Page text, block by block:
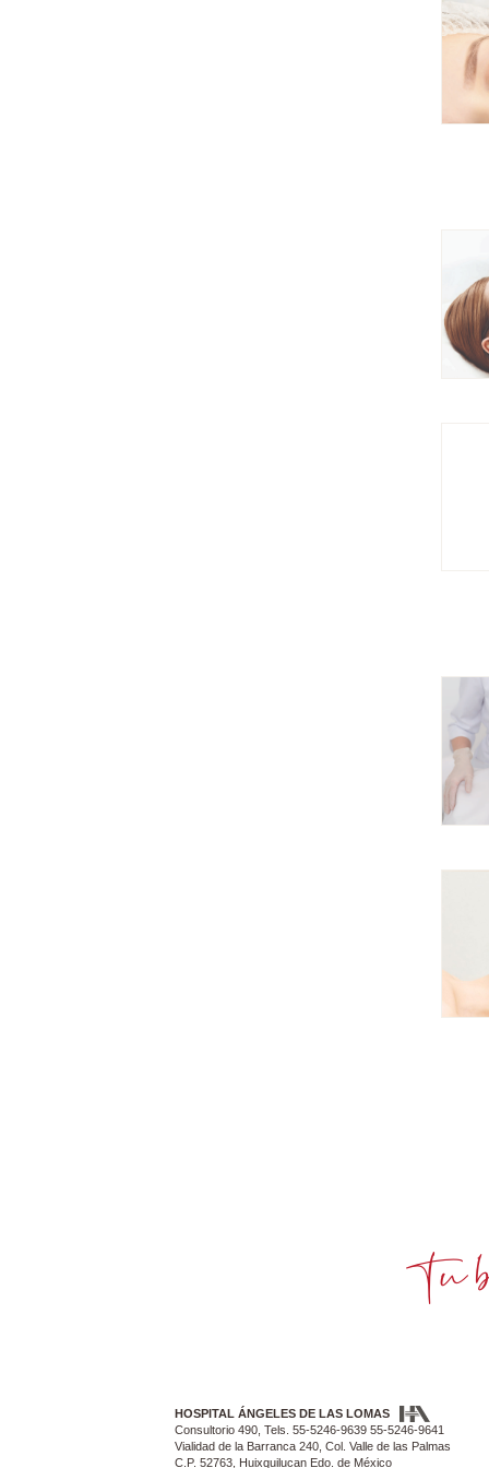
HOSPITAL ÁNGELES DE LAS LOMAS
Consultorio 490, Tels. 55-5246-9639 55-5246-9641
Vialidad de la Barranca 240, Col. Valle de las Palmas
C.P. 52763, Huixquilucan Edo. de México